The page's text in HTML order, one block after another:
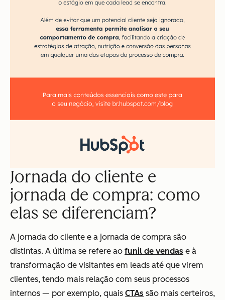
Jornada do cliente e
jornada de compra: como
elas se diferenciam?
A jornada do cliente e a jornada de compra são
distintas. A última se refere ao funil de vendas e à
transformação de visitantes em leads até que virem
clientes, tendo mais relação com seus processos
internos — por exemplo, quais CTAs são mais certeiros,